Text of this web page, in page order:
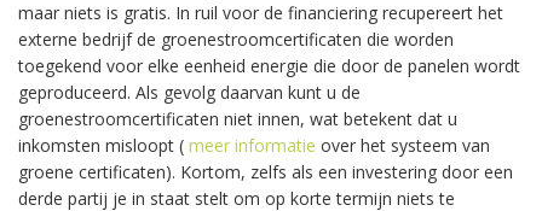
maar niets is gratis. In ruil voor de financiering recupereert het
externe bedrijf de groenestroomcertificaten die worden
toegekend voor elke eenheid energie die door de panelen wordt
geproduceerd. Als gevolg daarvan kunt u de
groenestroomcertificaten niet innen, wat betekent dat u
inkomsten misloopt ( meer informatie over het systeem van
groene certificaten). Kortom, zelfs als een investering door een
derde partij je in staat stelt om op korte termijn niets te